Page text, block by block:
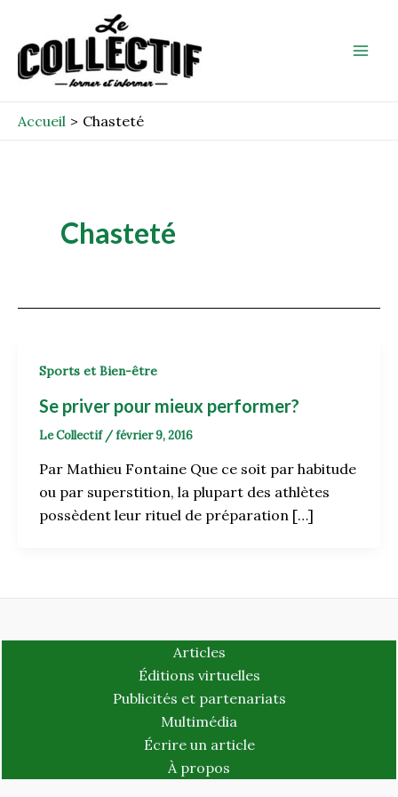
contenu
Accueil Chasteté
Chasteté
Sports et Bien-être
Se priver pour mieux performer?
Le Collectif /février 9, 2016
Par Mathieu Fontaine Que ce soit par habitude
ou par superstition, la plupart des athlètes
possèdent leur rituel de préparation […]
Articles
Éditions virtuelles
Publicités et partenariats
Multimédia
Écrire un article
À propos